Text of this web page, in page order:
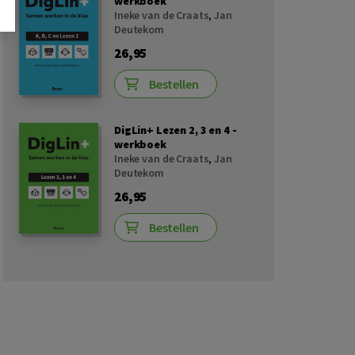
Ineke van de Craats,Jan
Deutekom
26,95
Bestellen
DigLin+ Lezen 2, 3 en 4 -
werkboek
Ineke van de Craats,Jan
Deutekom
26,95
Bestellen